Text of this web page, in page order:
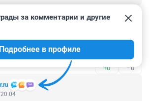
–0
его закупает взабугорье?
+0 –0
за комментарии и другие
Подробнее в профиле